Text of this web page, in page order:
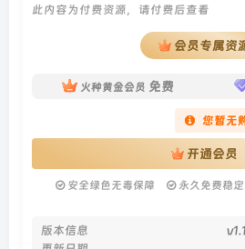
此内容为付费资源，请付费后查看
会员专属资
火种黄金会员 免费
您暂无
开通会员
安全绿色无毒保障 永久免费稳
版本信息